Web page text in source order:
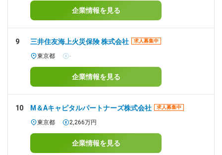
企業情報を見る
9 三井住友海上火災保険 株式会社 求人募集中
東京都 -
企業情報を見る
10 M＆Aキャピタルパートナーズ株式会社 求人募集中
東京都 2,266万円
企業情報を見る